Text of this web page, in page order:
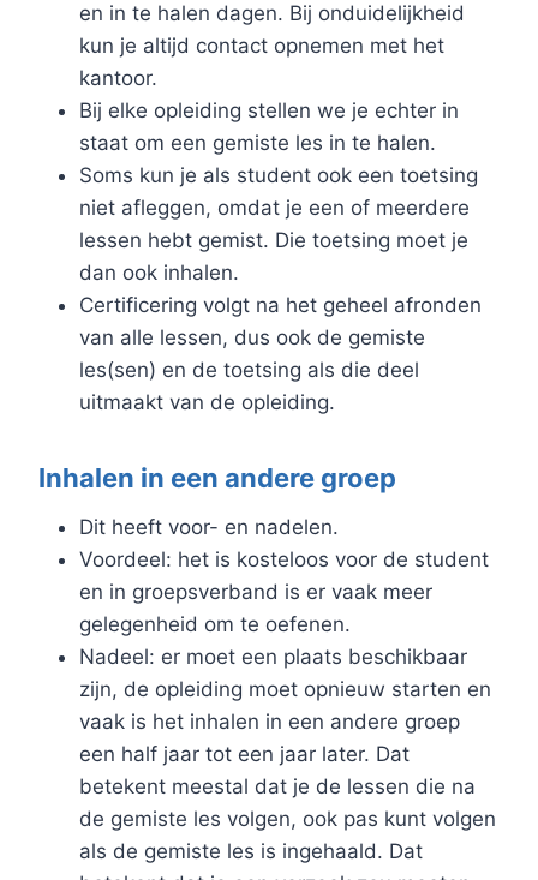
en in te halen dagen. Bij onduidelijkheid
kun je altijd contact opnemen met het
kantoor.
Bij elke opleiding stellen we je echter in
staat om een gemiste les in te halen.
Soms kun je als student ook een toetsing
niet afleggen, omdat je een of meerdere
lessen hebt gemist. Die toetsing moet je
dan ook inhalen.
Certificering volgt na het geheel afronden
van alle lessen, dus ook de gemiste
les(sen) en de toetsing als die deel
uitmaakt van de opleiding.
Inhalen in een andere groep
Dit heeft voor- en nadelen.
Voordeel: het is kosteloos voor de student
en in groepsverband is er vaak meer
gelegenheid om te oefenen.
Nadeel: er moet een plaats beschikbaar
zijn, de opleiding moet opnieuw starten en
vaak is het inhalen in een andere groep
een half jaar tot een jaar later. Dat
betekent meestal dat je de lessen die na
de gemiste les volgen, ook pas kunt volgen
als de gemiste les is ingehaald. Dat